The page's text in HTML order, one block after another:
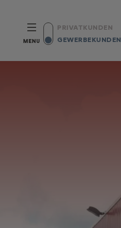
MENU
PRIVATKUNDEN
GEWERBEKUNDEN